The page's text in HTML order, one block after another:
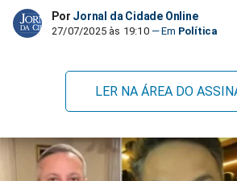
Por Jornal da Cidade Online
27/07/2025 às 19:10 Política
LER NA ÁREA DO